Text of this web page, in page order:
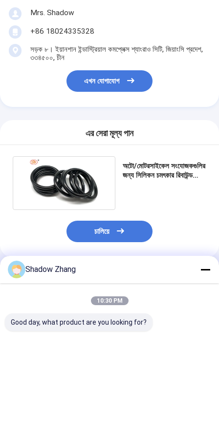
Mrs. Shadow
+86 18024335328
সড়ক ৮। ইয়ানশান ইন্ডাস্ট্রিয়াল কমপ্লেক্স শ্যাংরাও সিটি, জিয়াংসি প্রদেশ,
৩৩৪৫০০, চীন
এখন যোগাযোগ
এর সেরা মূল্য পান
অটো/মোটরসাইকেল সংযোজকগুলির
জন্য সিলিকন চমৎকার রিবাউন্ড
চালিয়ে
প্রস্তাবিত পণ্য
Shadow Zhang
10:30 PM
Good day, what product are you looking for?